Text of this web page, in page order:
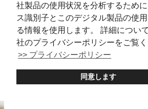
社製品の使用状況を分析するため
ス識別子とこのデジタル製品の使
る情報を使用します。 詳細につい
社のプライバシーポリシーをご覧く
>> プライバシーポリシー
同意します